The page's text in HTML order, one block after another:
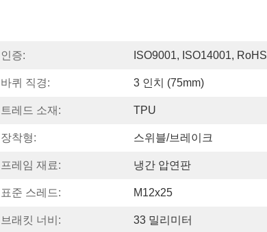
인증: ISO9001, ISO14001, RoHS
바퀴 직경: 3 인치 (75mm)
트레드 소재: TPU
장착형: 스위블/브레이크
프레임 재료: 냉간 압연판
표준 스레드: M12x25
브래킷 너비: 33 밀리미터